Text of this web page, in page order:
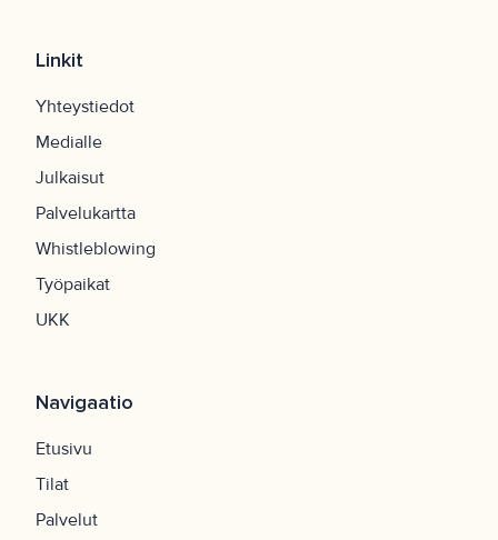
Linkit
Yhteystiedot
Medialle
Julkaisut
Palvelukartta
Whistleblowing
Työpaikat
UKK
Navigaatio
Etusivu
Tilat
Palvelut